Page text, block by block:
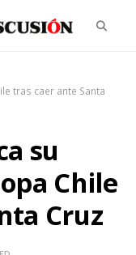
tras caer ante Santa
su
Chile
Cruz